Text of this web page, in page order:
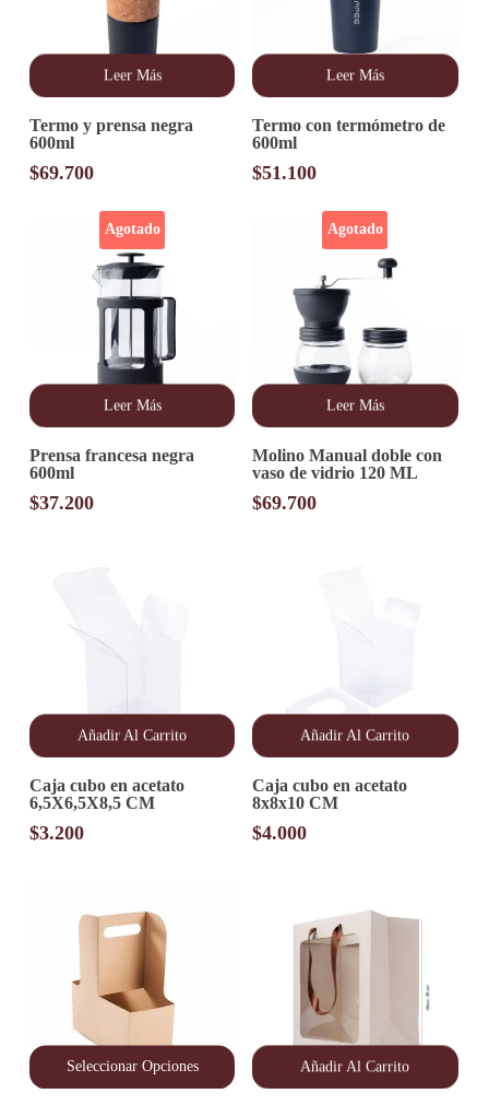
Leer Más
Termo y prensa negra
600ml
$69.700
Leer Más
Termo con termómetro de
600ml
$51.100
Leer Más
Agotado
Prensa francesa negra
600ml
$37.200
Leer Más
Agotado
Molino Manual doble con
vaso de vidrio 120 ML
$69.700
Añadir Al Carrito
Caja cubo en acetato
6,5X6,5X8,5 CM
$3.200
Añadir Al Carrito
Caja cubo en acetato
8x8x10 CM
$4.000
Seleccionar Opciones Añadir Al Carrito